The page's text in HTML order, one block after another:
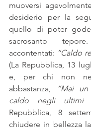
muoversi
desiderio per la
quello di poter
sacrosanto
accontentati: “Caldo
(La Repubblica, 13
e, per chi non ne
abbastanza,
“Mai
caldo negli ultimi
Repubblica, 8
chiudere in bellezza